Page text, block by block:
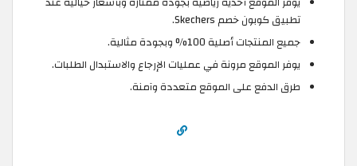
تطبيق كوبون خصم Skechers.
جميع المنتجات أصلية 100% وبجودة مثالية.
يوفر الموقع مرونة في عمليات الإرجاع والاستبدال الطلبات.
طرق الدفع على الموقع متعددة وآمنة.